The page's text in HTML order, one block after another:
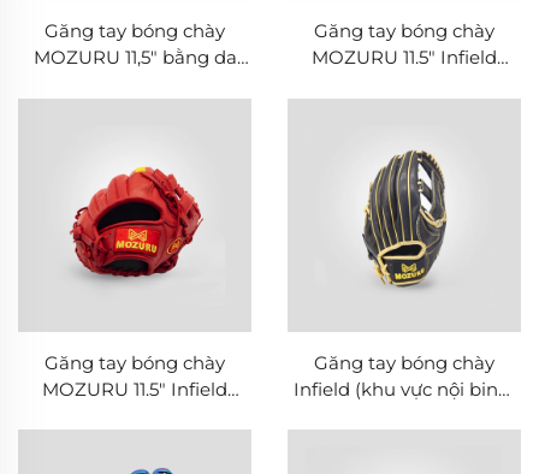
Găng tay bóng chày
MOZURU 11,5" bằng da
Găng tay bóng chày
MOZURU 11.5" Infield
Găng tay bóng chày
MOZURU 11.5" Infield
Găng tay bóng chày
Infield (khu vực nội binh)